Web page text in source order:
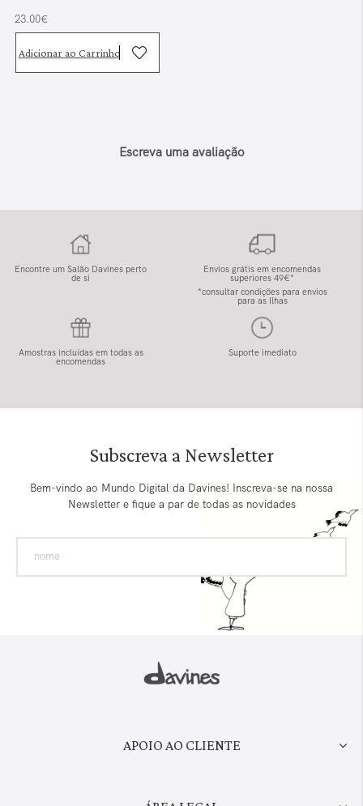
23.00€
Adicionar ao Carrinho
Escreva uma avaliação
Encontre um Salão Davines perto
de si
Envios grátis em encomendas
superiores 49€*
*consultar condições para envios
para as Ilhas
Amostras incluídas em todas as
encomendas
Suporte imediato
Subscreva a Newsletter
Bem-vindo ao Mundo Digital da Davines! Inscreva-se na nossa
Newsletter e fique a par de todas as novidades
APOIO AO CLIENTE